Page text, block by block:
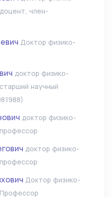
член-
Доктор физико-
доктор физико-
научный
доктор физико-
доктор физико-
Доктор физико-